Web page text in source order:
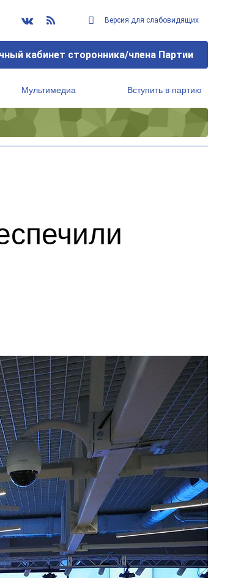
Версия для слабовидящих
кабинет сторонника/члена Партии
Мультимедиа Вступить в партию